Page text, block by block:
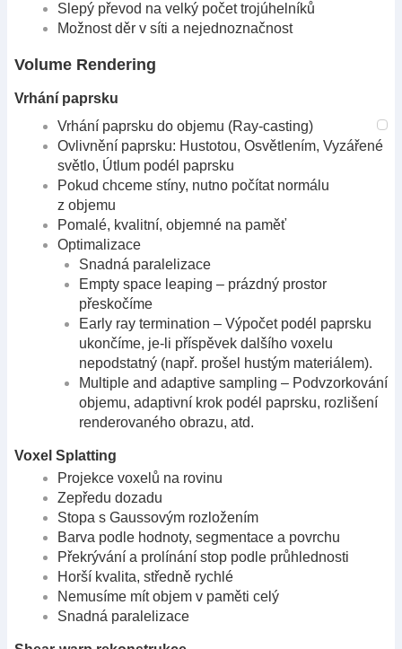
Slepý převod na velký počet trojúhelníků
Možnost děr v síti a nejednoznačnost
Volume Rendering
Vrhání paprsku
Vrhání paprsku do objemu (Ray-casting)
Ovlivnění paprsku: Hustotou, Osvětlením, Vyzářené
světlo, Útlum podél paprsku
Pokud chceme stíny, nutno počítat normálu
z objemu
Pomalé, kvalitní, objemné na paměť
Optimalizace
Snadná paralelizace
Empty space leaping – prázdný prostor
přeskočíme
Early ray termination – Výpočet podél paprsku
ukončíme, je-li příspěvek dalšího voxelu
nepodstatný (např. prošel hustým materiálem).
Multiple and adaptive sampling – Podvzorkování
objemu, adaptivní krok podél paprsku, rozlišení
renderovaného obrazu, atd.
Voxel Splatting
Projekce voxelů na rovinu
Zepředu dozadu
Stopa s Gaussovým rozložením
Barva podle hodnoty, segmentace a povrchu
Překrývání a prolínání stop podle průhlednosti
Horší kvalita, středně rychlé
Nemusíme mít objem v paměti celý
Snadná paralelizace